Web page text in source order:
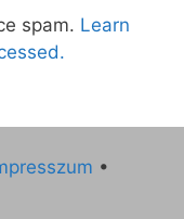
spam. Learn
•